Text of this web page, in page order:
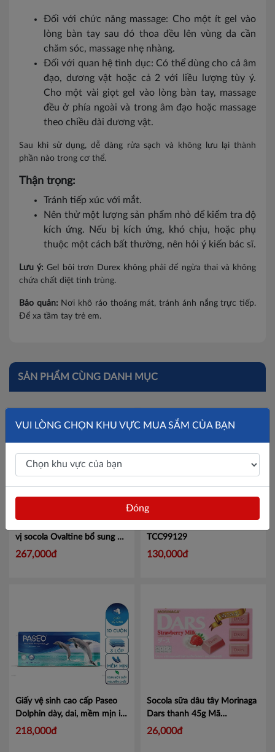
Đối với chức năng massage: Cho một ít gel vào
lòng bàn tay sau đó thoa đều lên vùng da cần
chăm sóc, massage nhẹ nhàng.
Đối với quan hệ tình dục: Có thể dùng cho cả âm
đạo, dương vật hoặc cả 2 với liều lượng tùy ý.
Cho một vài giọt gel vào lòng bàn tay, massage
đều ở phía ngoài và trong âm đạo hoặc massage
theo chiều dài dương vật.
Sau khi sử dụng, dễ dàng rửa sạch và không lưu lại thành
phần nào trong cơ thể.
Thận trọng:
Tránh tiếp xúc với mắt.
Nên thử một lượng sản phẩm nhỏ để kiểm tra độ
kích ứng. Nếu bị kích ứng, khó chịu, hoặc phụ
thuộc một cách bất thường, nên hỏi ý kiến bác sĩ.
Lưu ý: Gel bôi trơn Durex không phải để ngừa thai và không
chứa chất diệt tinh trùng.
Bảo quản: Nơi khô ráo thoáng mát, tránh ánh nắng trực tiếp.
Để xa tầm tay trẻ em.
SẢN PHẨM CÙNG DANH MỤC
vị socola Ovaltine bổ sung X2
canxi 110ml
267,000đ
TCC99129
130,000đ
Giấy vệ sinh cao cấp Paseo
Dolphin dày, dai, mềm mịn in
hình cá heo 4 lớp 10
218,000đ
Socola sữa dâu tây Morinaga
Dars thanh 45g Mã
101050085
26,000đ
VUI LÒNG CHỌN KHU VỰC MUA SẮM CỦA BẠN
Đóng